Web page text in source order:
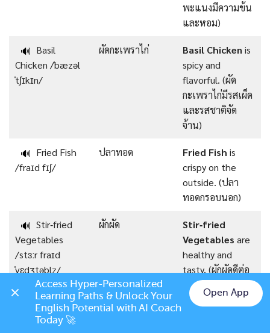
พะแนงมีความข้น
และหอม)
🔊 Basil
Chicken /ˈbæzəl
ˈtʃɪkɪn/
ผัดกะเพราไก่ Basil Chicken is
spicy and
flavorful. (ผัด
กะเพราไก่มีรสเผ็ด
และรสชาติจัด
จ้าน)
🔊 Fried Fish
/fraɪd fɪʃ/
ปลาทอด Fried Fish is
crispy on the
outside. (ปลา
ทอดกรอบนอก)
🔊 Stir‑fried
Vegetables
/stɜːr fraɪd
ˈvɛdʒtəblz/
ผักผัด
Stir‑fried
Vegetables are
healthy and
tasty. (ผักผัดดีต่อ
สุขภาพและอร่อย)
Grilled Pork
/ɡrɪld pɔːrk/
หมูย่าง Chat on LINE
Access Hyper-Personalized
Learning Paths & Unlock Your
English Potential with AI Coach
Today 🚀
Open App